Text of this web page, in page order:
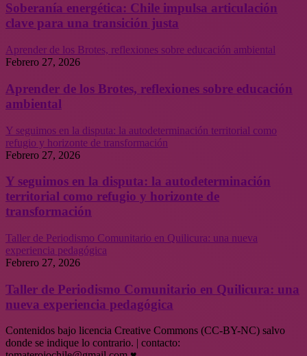
Soberanía energética: Chile impulsa articulación
clave para una transición justa
Aprender de los Brotes, reflexiones sobre educación ambiental
Febrero 27, 2026
Aprender de los Brotes, reflexiones sobre educación
ambiental
Y seguimos en la disputa: la autodeterminación territorial como
refugio y horizonte de transformación
Febrero 27, 2026
Y seguimos en la disputa: la autodeterminación
territorial como refugio y horizonte de
transformación
Taller de Periodismo Comunitario en Quilicura: una nueva
experiencia pedagógica
Febrero 27, 2026
Taller de Periodismo Comunitario en Quilicura: una
nueva experiencia pedagógica
Contenidos bajo licencia Creative Commons (CC-BY-NC) salvo
donde se indique lo contrario. | contacto: